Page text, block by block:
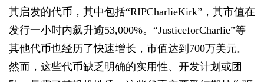
其启发的代币，其中包括“RIPCharlieKirk”，其市值在
发行一小时内飙升逾53,000%。“JusticeforCharlie”等
其他代币也经历了快速增长，市值达到700万美元。
然而，这些代币缺乏明确的实用性、开发计划或团